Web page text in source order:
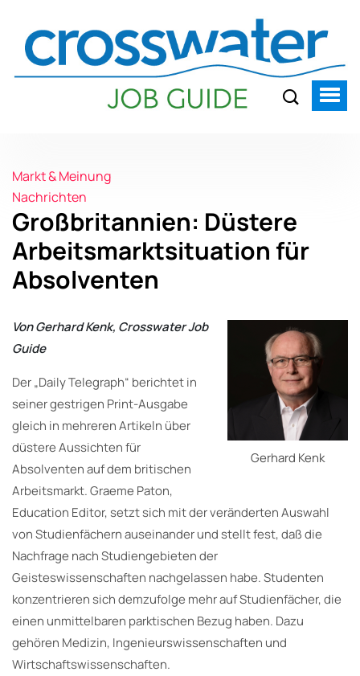
Markt & Meinung
Nachrichten
Großbritannien: Düstere
Arbeitsmarktsituation für
Absolventen
Gerhard Kenk
Von Gerhard Kenk, Crosswater Job
Guide
Der „Daily Telegraph“ berichtet in
seiner gestrigen Print-Ausgabe
gleich in mehreren Artikeln über
düstere Aussichten für
Absolventen auf dem britischen
Arbeitsmarkt. Graeme Paton,
Education Editor, setzt sich mit der veränderten Auswahl
von Studienfächern auseinander und stellt fest, daß die
Nachfrage nach Studiengebieten der
Geisteswissenschaften nachgelassen habe. Studenten
konzentrieren sich demzufolge mehr auf Studienfächer, die
einen unmittelbaren parktischen Bezug haben. Dazu
gehören Medizin, Ingenieurswissenschaften und
Wirtschaftswissenschaften.